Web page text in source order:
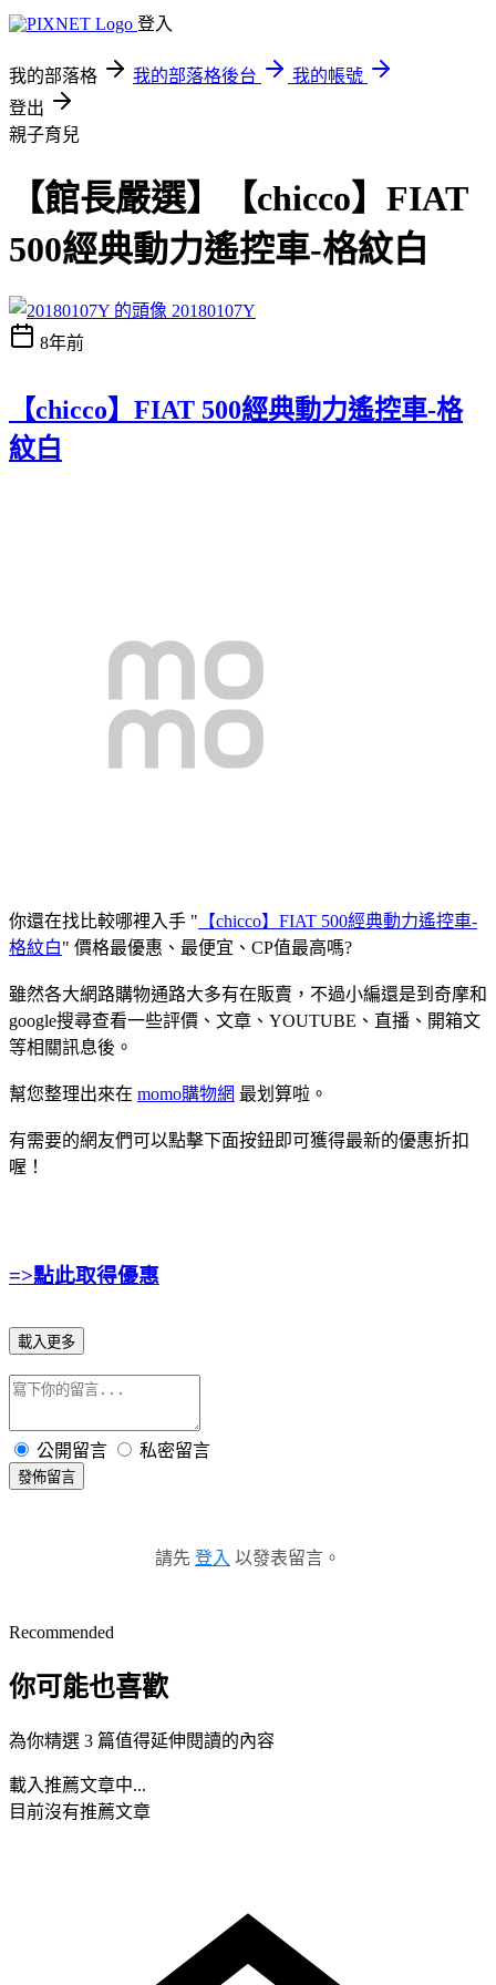
登入
我的部落格 我的部落格後台
我的帳號
登出
親子育兒
【館長嚴選】【chicco】FIAT
500經典動力遙控車-格紋白
20180107Y
8年前
【chicco】FIAT 500經典動力遙控車-格
紋白
你還在找比較哪裡入手 " 【chicco】FIAT 500經典動力遙控車-
格紋白" 價格最優惠、最便宜、CP值最高嗎?
雖然各大網路購物通路大多有在販賣，不過小編還是到奇摩和
google搜尋查看一些評價、文章、YOUTUBE、直播、開箱文
等相關訊息後。
幫您整理出來在 momo購物網 最划算啦。
有需要的網友們可以點擊下面按鈕即可獲得最新的優惠折扣
喔！
=>點此取得優惠
載入更多
公開留言 私密留言
發佈留言
請先 登入 以發表留言。
Recommended
你可能也喜歡
為你精選 3 篇值得延伸閱讀的內容
載入推薦文章中...
目前沒有推薦文章